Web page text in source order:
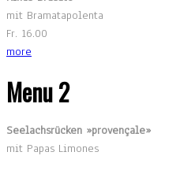
mit Bramatapolenta
Fr. 16.00
more
Menu 2
Seelachsrücken »provençale»
mit Papas Limones